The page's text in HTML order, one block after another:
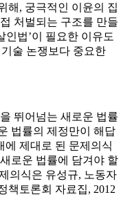
해 , 궁극적인 이윤의 집
처벌되는 구조를 만들
인법’이 필요한 이유도
술 논쟁보다 중요한
뛰어넘는 새로운 법률
법률의 제정만이 해답
에 제대로 된 문제의식
새로운 법률에 담겨야 할
의식은 유성규, 노동자
책토론회 자료집, 2012